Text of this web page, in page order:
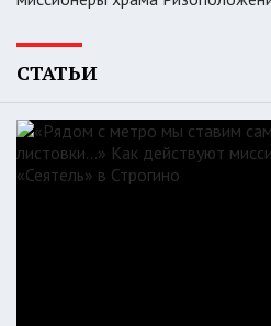
СТАТЬИ